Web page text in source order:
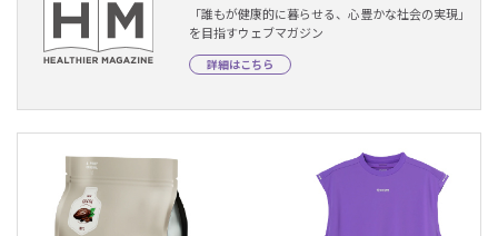
「誰もが健康的に暮らせる、心豊かな社会の実現」
を目指すウェブマガジン
詳細はこちら